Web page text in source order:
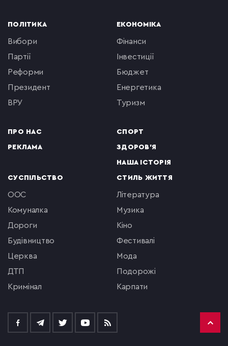
ПОЛІТИКА
вибори
партії
реформи
президент
ВРУ
ПРО НАС
РЕКЛАМА
ЕКОНОМІКА
фінанси
інвестиції
бюджет
енергетика
туризм
СПОРТ
ЗДОРОВ'Я
НАША ІСТОРІЯ
СУСПІЛЬСТВО
ООС
комуналка
Дороги
будівництво
церква
ДТП
кримінал
СТИЛЬ ЖИТТЯ
література
музика
кіно
фестивалі
мода
подорожі
Карпати